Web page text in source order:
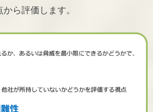
ら評価します。